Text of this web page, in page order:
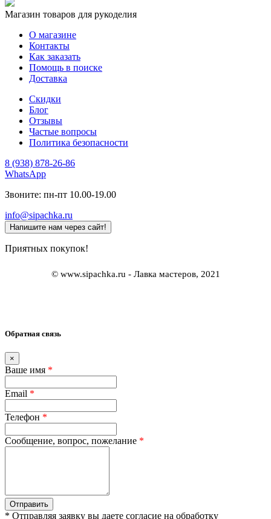
Магазин товаров для рукоделия
О магазине
Контакты
Как заказать
Помощь в поиске
Доставка
Скидки
Блог
Отзывы
Частые вопросы
Политика безопасности
8 (938) 878-26-86
WhatsApp
Звоните: пн-пт 10.00-19.00
info@sipachka.ru
Напишите нам через сайт!
Приятных покупок!
© www.sipachka.ru - Лавка мастеров, 2021
Обратная связь
×
Ваше имя *
Email *
Телефон *
Сообщение, вопрос, пожелание *
Отправить
* Отправляя заявку вы даете согласие на обработку